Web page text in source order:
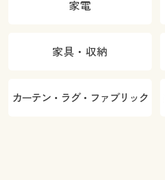
家電
家具・収納
カーテン・ラグ・ファブリック